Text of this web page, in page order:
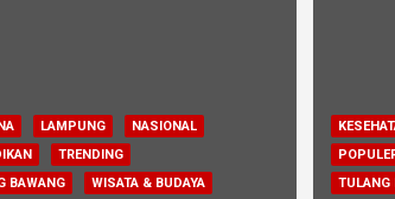
LAMPUNG
NASIONAL
TRENDING
BAWANG
WISATA & BUDAYA
TULANG